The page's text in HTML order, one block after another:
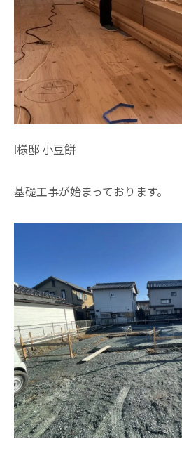
I様邸 小豆餅
基礎工事が始まっております。